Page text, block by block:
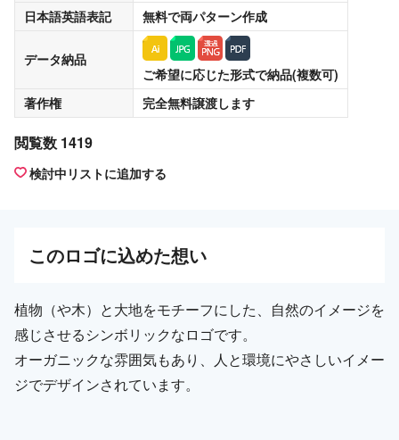
日本語英語表記
無料で両パターン作成
データ納品
ご希望に応じた形式で納品(複数可)
著作権
完全無料譲渡します
閲覧数 1419
検討中リストに追加する
このロゴに込めた想い
植物（や木）と大地をモチーフにした、自然のイメージを
感じさせるシンボリックなロゴです。
オーガニックな雰囲気もあり、人と環境にやさしいイメー
ジでデザインされています。